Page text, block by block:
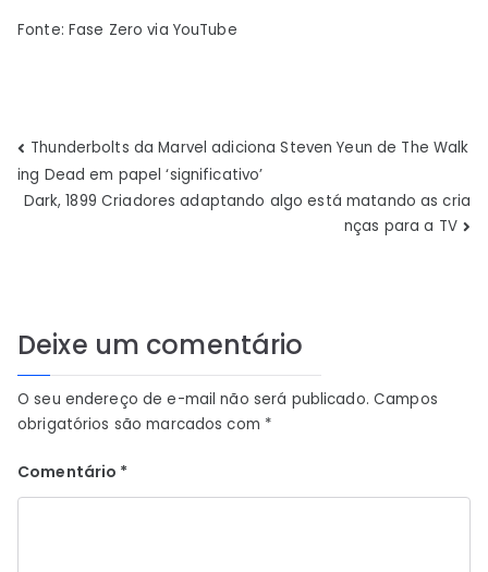
Fonte: Fase Zero via YouTube
Navegação
de
Thunderbolts da Marvel adiciona Steven Yeun de The Walk
ing Dead em papel ‘significativo’
Dark, 1899 Criadores adaptando algo está matando as cria
nças para a TV
Deixe um comentário
O seu endereço de e-mail não será publicado. Campos
obrigatórios são marcados com *
Comentário *